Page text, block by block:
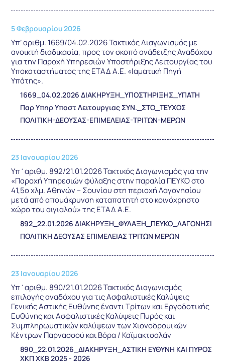
5 Φεβρουαρίου 2026
Υπ’ αριθμ. 1669/04.02.2026 Τακτικός Διαγωνισμός με
ανοικτή διαδικασία, προς τον σκοπό ανάδειξης Αναδόχου
για την Παροχή Υπηρεσιών Υποστήριξης Λειτουργίας του
Υποκαταστήματος της ΕΤΑΔ Α.Ε. «Ιαματική Πηγή
Υπάτης».
1669_04.02.2026 ΔΙΑΚΗΡΥΞΗ_ΥΠΟΣΤΗΡΙΞΗΣ_ΥΠΑΤΗ
Παρ Υπηρ Υποστ Λειτουργιας ΣΥΝ._ΣΤΟ_ΤΕΥΧΟΣ
ΠΟΛΙΤΙΚΗ-ΔΕΟΥΣΑΣ-ΕΠΙΜΕΛΕΙΑΣ-ΤΡΙΤΩΝ-ΜΕΡΩΝ
23 Ιανουαρίου 2026
Υπ΄αριθμ. 892/21.01.2026 Τακτικός Διαγωνισμός για την
«Παροχή Υπηρεσιών φύλαξης στην παραλία ΠΕΥΚΟ στο
41,5ο χλμ. Αθηνών – Σουνίου στη περιοχή Λαγονησίου
μετά από απομάκρυνση καταπατητή στο κοινόχρηστο
χώρο του αιγιαλού» της ΕΤΑΔ Α.Ε.
892_22.01.2026 ΔΙΑΚΗΡΥΞΗ_ΦΥΛΑΞΗ_ΠΕΥΚΟ_ΛΑΓΟΝΗΣΙ
ΠΟΛΙΤΙΚΗ ΔΕΟΥΣΑΣ ΕΠΙΜΕΛΕΙΑΣ ΤΡΙΤΩΝ ΜΕΡΩΝ
23 Ιανουαρίου 2026
Υπ΄αριθμ. 890/21.01.2026 Τακτικός Διαγωνισμός
επιλογής αναδόχου για τις Ασφαλιστικές Καλύψεις
Γενικής Αστικής Ευθύνης έναντι Τρίτων και Εργοδοτικής
Ευθύνης και Ασφαλιστικές Καλύψεις Πυρός και
Συμπληρωματικών καλύψεων των Χιονοδρομικών
Κέντρων Παρνασσού και Βόρα / Καϊμακτσαλάν
890_22.01.2026_ΔΙΑΚΗΡΥΞΗ_ΑΣΤΙΚΗ ΕΥΘΥΝΗ ΚΑΙ ΠΥΡΟΣ
ΧΚΠ ΧΚΒ 2025 - 2026